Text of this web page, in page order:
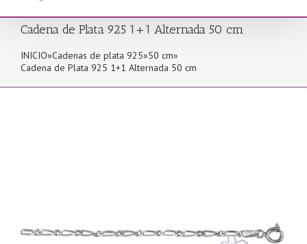
Cadena de Plata 925 1+1 Alternada 50 cm
INICIO»Cadenas de plata 925»50 cm»
Cadena de Plata 925 1+1 Alternada 50 cm